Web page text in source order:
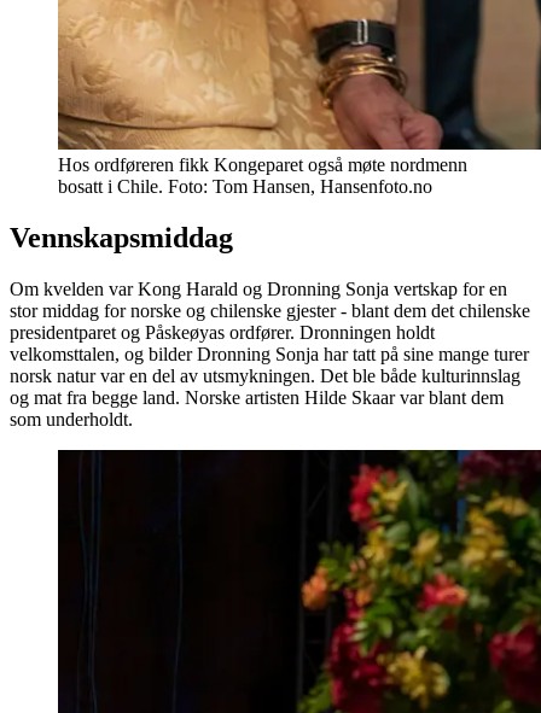
Hos ordføreren fikk Kongeparet også møte nordmenn
bosatt i Chile. Foto: Tom Hansen, Hansenfoto.no
Vennskapsmiddag
Om kvelden var Kong Harald og Dronning Sonja vertskap for en
stor middag for norske og chilenske gjester - blant dem det chilenske
presidentparet og Påskeøyas ordfører. Dronningen holdt
velkomsttalen, og bilder Dronning Sonja har tatt på sine mange turer
norsk natur var en del av utsmykningen. Det ble både kulturinnslag
og mat fra begge land. Norske artisten Hilde Skaar var blant dem
som underholdt.